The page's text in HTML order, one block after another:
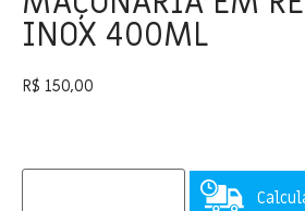
INOX 400ML
R$ 150,00